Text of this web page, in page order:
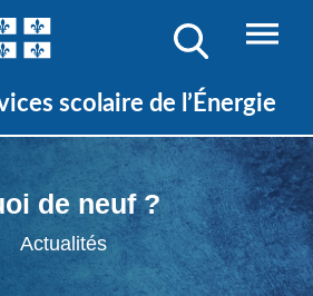
scolaire de l’Énergie
de neuf ?
Actualités